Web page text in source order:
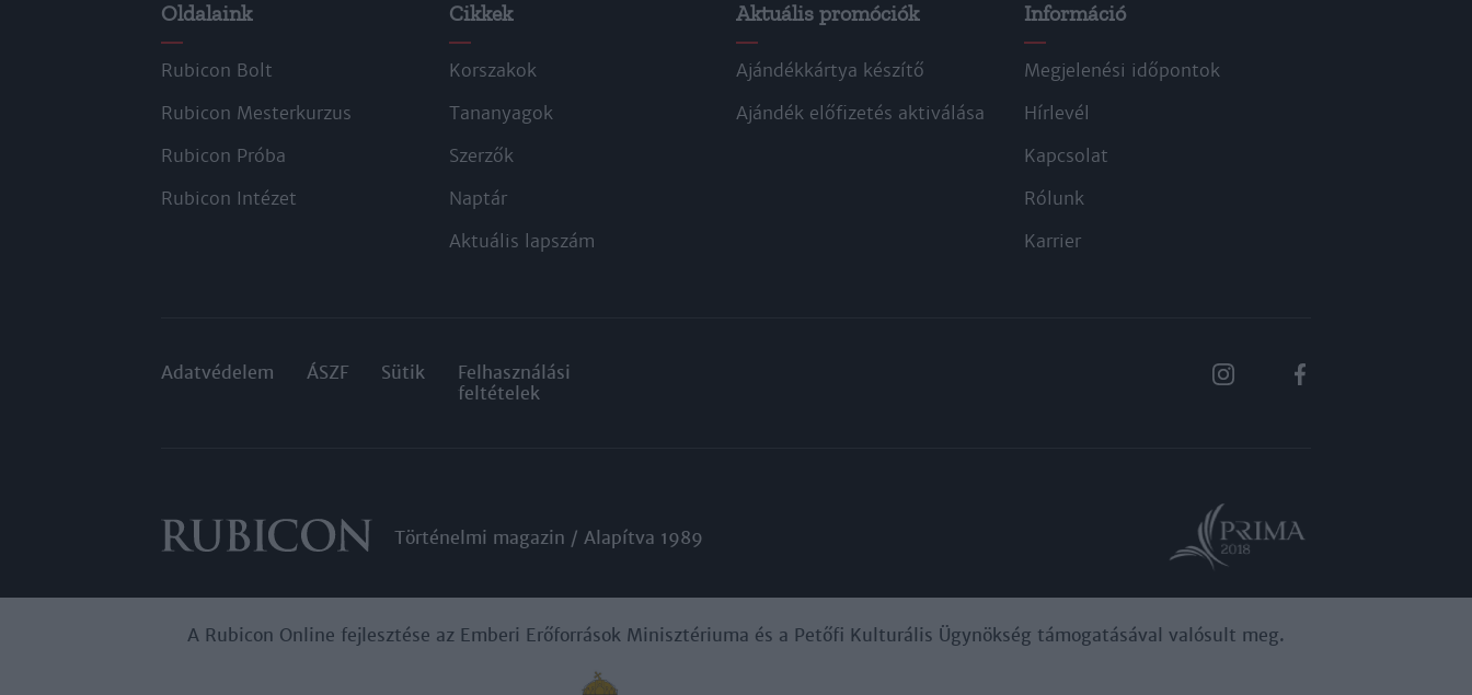
Oldalaink
Rubicon Bolt
Rubicon Mesterkurzus
Rubicon Próba
Rubicon Intézet
Cikkek
Korszakok
Tananyagok
Szerzők
Naptár
Aktuális lapszám
Aktuális promóciók
Ajándékkártya készítő
Ajándék előfizetés aktiválása
Információ
Megjelenési időpontok
Hírlevél
Kapcsolat
Rólunk
Karrier
Adatvédelem ÁSZF Sütik
Felhasználási
feltételek
Történelmi magazin / Alapítva 1989
A Rubicon Online fejlesztése az Emberi Erőforrások Minisztériuma és a Petőfi Kulturális Ügynökség támogatásával valósult meg.